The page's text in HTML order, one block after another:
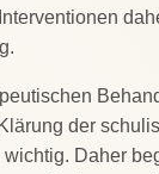
der
Daher